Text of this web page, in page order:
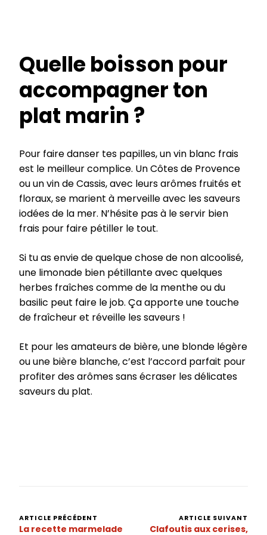
Quelle boisson pour
accompagner ton
plat marin ?
Pour faire danser tes papilles, un vin blanc frais
est le meilleur complice. Un Côtes de Provence
ou un vin de Cassis, avec leurs arômes fruités et
floraux, se marient à merveille avec les saveurs
iodées de la mer. N’hésite pas à le servir bien
frais pour faire pétiller le tout.
Si tu as envie de quelque chose de non alcoolisé,
une limonade bien pétillante avec quelques
herbes fraîches comme de la menthe ou du
basilic peut faire le job. Ça apporte une touche
de fraîcheur et réveille les saveurs !
Et pour les amateurs de bière, une blonde légère
ou une bière blanche, c’est l’accord parfait pour
profiter des arômes sans écraser les délicates
saveurs du plat.
Navigation
ARTICLE PRÉCÉDENT
La recette marmelade
ARTICLE SUIVANT
Clafoutis aux cerises,